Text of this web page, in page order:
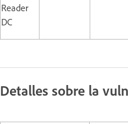
Reader
DC
Detalles sobre la